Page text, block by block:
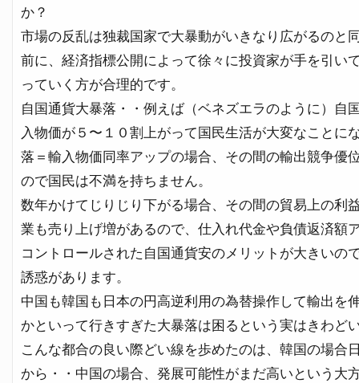
か？
市場の反乱は独裁国家で大暴動がいきなり広がるのと
前に、経済指標公開によって徐々に投資家が手を引い
っていく方が合理的です。
自国通貨大暴落・・例えば（ベネズエラのように）自
入物価が５〜１０割上がって国民生活が大変なことに
落＝輸入物価同率アップの場合、その間の輸出競争優
ので国民は不満を持ちません。
数年かけてじりじり下がる場合、その間の貿易上の利
業も売り上げ増があるので、仕入れ代金や負債返済額
コントロールされた自国通貨安のメリットが大きいの
誘惑があります。
中国も韓国も日本の円高逆利用の為替操作して輸出を
かといって行きすぎた大暴落は困るという実はきわど
こんな都合の良い際どい線を歩めたのは、韓国の場合
から・・中国の場合、発展可能性がまだ高いという大